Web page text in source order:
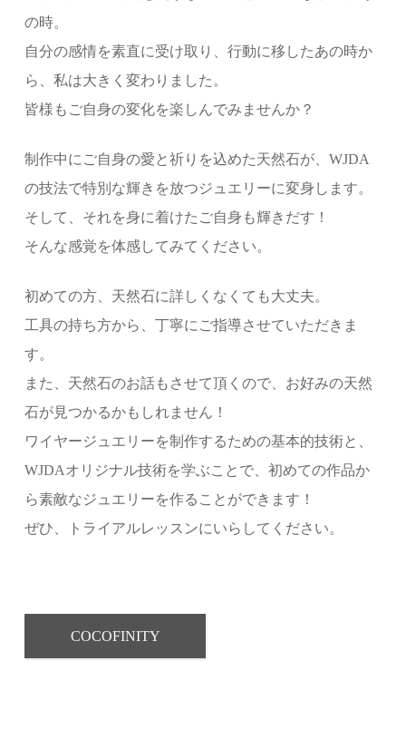
の時。
自分の感情を素直に受け取り、行動に移したあの時か
ら、私は大きく変わりました。
皆様もご自身の変化を楽しんでみませんか？
制作中にご自身の愛と祈りを込めた天然石が、WJDA
の技法で特別な輝きを放つジュエリーに変身します。
そして、それを身に着けたご自身も輝きだす！
そんな感覚を体感してみてください。
初めての方、天然石に詳しくなくても大丈夫。
工具の持ち方から、丁寧にご指導させていただきま
す。
また、天然石のお話もさせて頂くので、お好みの天然
石が見つかるかもしれません！
ワイヤージュエリーを制作するための基本的技術と、
WJDAオリジナル技術を学ぶことで、初めての作品か
ら素敵なジュエリーを作ることができます！
ぜひ、トライアルレッスンにいらしてください。
COCOFINITY